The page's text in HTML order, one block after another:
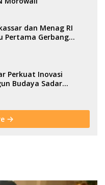
dan Menag RI
Pertama Gerbang
Perkuat Inovasi
Budaya Sadar